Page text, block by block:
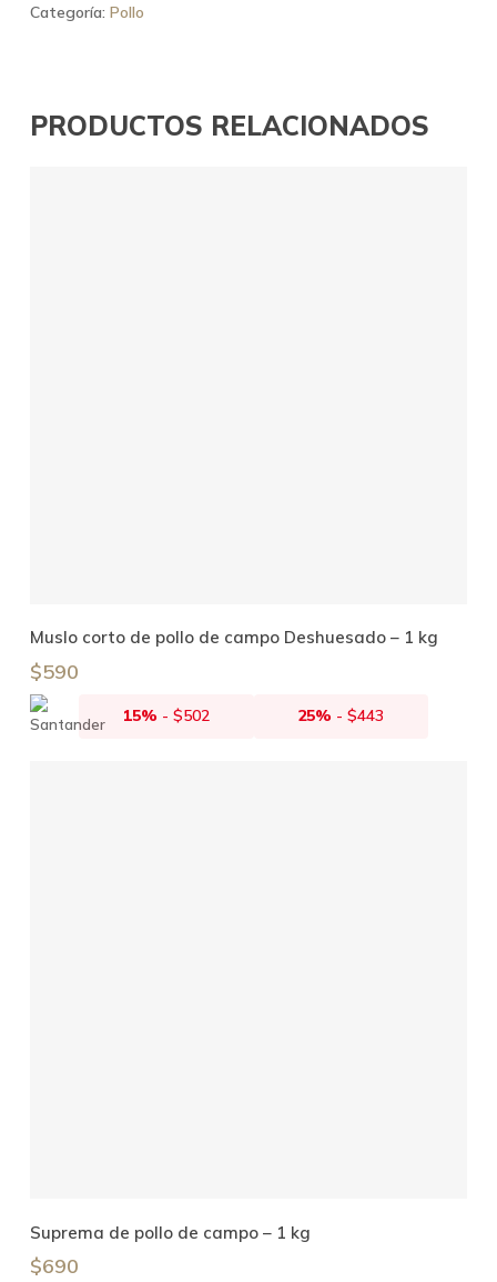
Categoría: Pollo
PRODUCTOS RELACIONADOS
Añadir Al Carrito
Muslo corto de pollo de campo Deshuesado – 1 kg
$590
15% - $502 25% -$443
Suprema de pollo de campo – 1 kg
$690